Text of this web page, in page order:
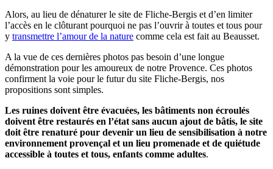
Alors, au lieu de dénaturer le site de Fliche-Bergis et d’en limiter
l’accès en le clôturant pourquoi ne pas l’ouvrir à toutes et tous pour
y transmettre l’amour de la nature comme cela est fait au Beausset.
A la vue de ces dernières photos pas besoin d’une longue
démonstration pour les amoureux de notre Provence. Ces photos
confirment la voie pour le futur du site Fliche-Bergis, nos
propositions sont simples.
Les ruines doivent être évacuées, les bâtiments non écroulés
doivent être restaurés en l’état sans aucun ajout de bâtis, le site
doit être renaturé pour devenir un lieu de sensibilisation à notre
environnement provençal et un lieu promenade et de quiétude
accessible à toutes et tous, enfants comme adultes.